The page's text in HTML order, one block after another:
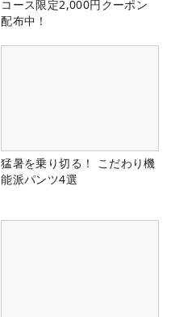
コース限定2,000円クーポン
配布中！
猛暑を乗り切る！ こだわり機
能派パンツ4選